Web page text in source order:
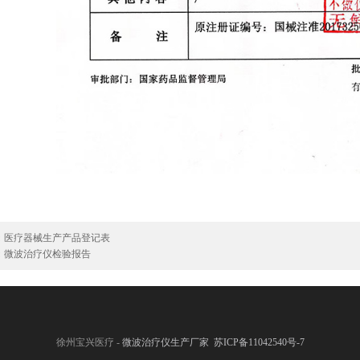
医疗器械生产产品登记表
微波治疗仪检验报告
徐州宝兴医疗 - 微波治疗仪生产厂家 苏ICP备11042540号-7